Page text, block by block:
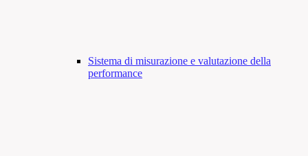
Sistema di misurazione e valutazione della
performance